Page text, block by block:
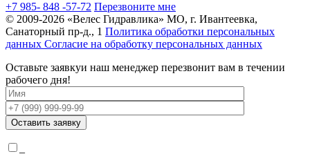
+7 985- 848 -57-72 Перезвоните мне
© 2009-2026 «Велес Гидравлика» МО, г. Ивантеевка,
Санаторный пр-д., 1 Политика обработки персональных
данных Согласие на обработку персональных данных
Оставьте заявкуи наш менеджер перезвонит вам в течении
рабочего дня!